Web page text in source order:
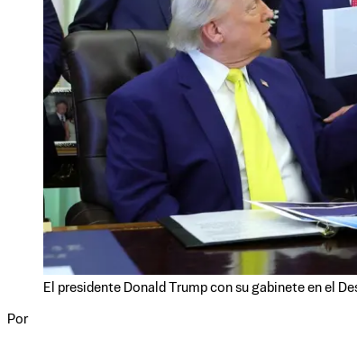
El presidente Donald Trump con su gabinete en el
Por